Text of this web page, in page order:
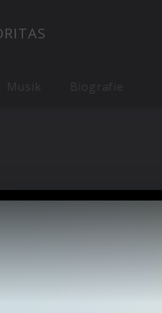
Musik Biografie